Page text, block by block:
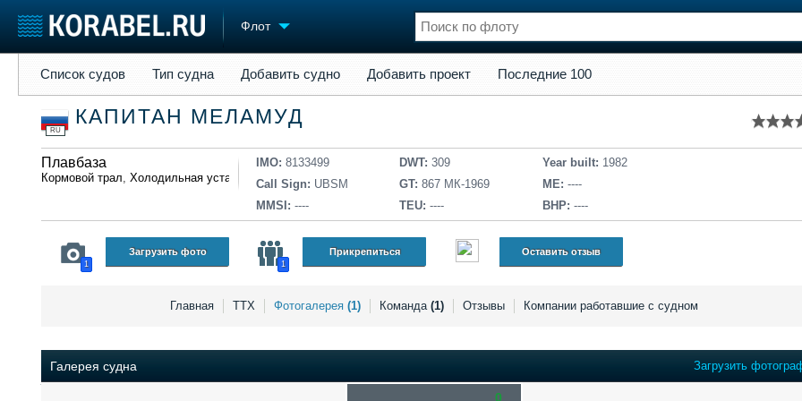
Флот
Судостроение
Пульс
Новости
Компании
Репутация
Журнал
Торговая площадка
Доска объявлений
Оборудование
Изделия
Конференции
Флот
Отзывы
Все службы
Список судов Тип судна Добавить судно Добавить проект Последние 100
RU
КАПИТАН МЕЛАМУД
Плавбаза
Кормовой трал, Холодильная установка, Кошельковый лов
IMO: 8133499
Call Sign: UBSM
MMSI: ----
DWT: 309
GT: 867 МК-1969
TEU: ----
Year built: 1982
ME: ----
BHP: ----
1
Загрузить фото
1
Прикрепиться Оставить отзыв
Главная ТТХ Фотогалерея (1) Команда (1) Отзывы Компании работавшие с судном
Галерея судна Загрузить
0